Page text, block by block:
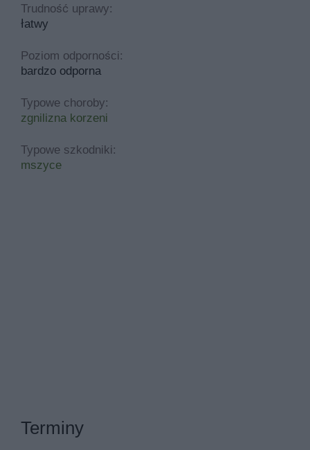
Trudność uprawy:
łatwy
Poziom odporności:
bardzo odporna
Typowe choroby:
zgnilizna korzeni
Typowe szkodniki:
mszyce
Terminy